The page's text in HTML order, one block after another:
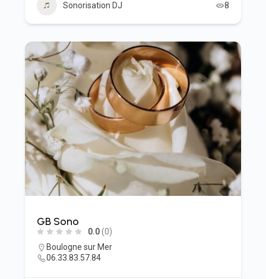
Sonorisation DJ 8
GB Sono
0.0(0)
Boulogne sur Mer
06.33.83.57.84